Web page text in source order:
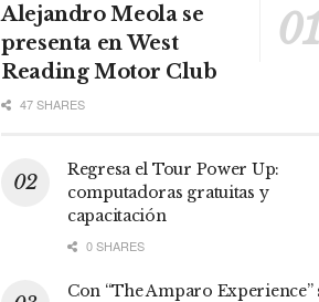
Alejandro Meola se
presenta en West
Reading Motor Club
47 SHARES
Regresa el Tour Power Up:
computadoras gratuitas y
capacitación
0 SHARES
Con “The Amparo Experience”